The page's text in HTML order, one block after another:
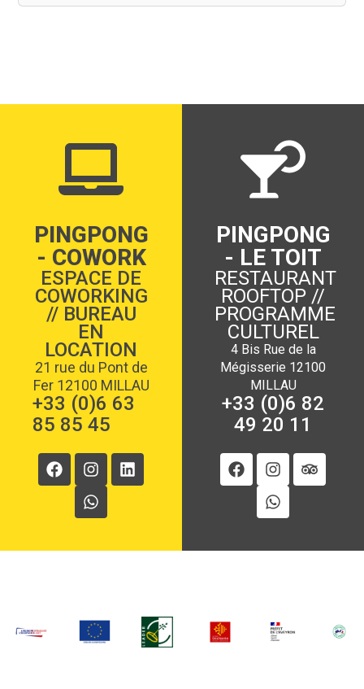
PINGPONG
- COWORK
ESPACE DE
COWORKING
// BUREAU
EN
LOCATION
21 rue du Pont de
Fer 12100 MILLAU
+33 (0)6 63
85 85 45
PINGPONG
- LE TOIT
RESTAURANT
ROOFTOP //
PROGRAMME
CULTUREL
4 Bis Rue de la
Mégisserie 12100
MILLAU
+33 (0)6 82
49 20 11